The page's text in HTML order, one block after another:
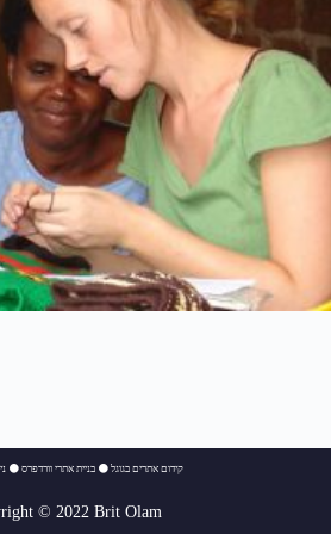
קידום אתרים בגוגל ⚫בניית אתרי וורדפרס ⚫
© 2022 Brit Olam